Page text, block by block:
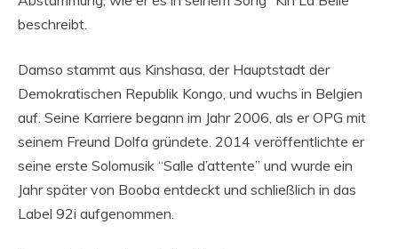
beschreibt.
Damso stammt aus Kinshasa, der Hauptstadt der
Demokratischen Republik Kongo, und wuchs in Belgien
auf. Seine Karriere begann im Jahr 2006, als er OPG mit
seinem Freund Dolfa gründete. 2014 veröffentlichte er
seine erste Solomusik “Salle d’attente” und wurde ein
Jahr später von Booba entdeckt und schließlich in das
Label 92i aufgenommen.